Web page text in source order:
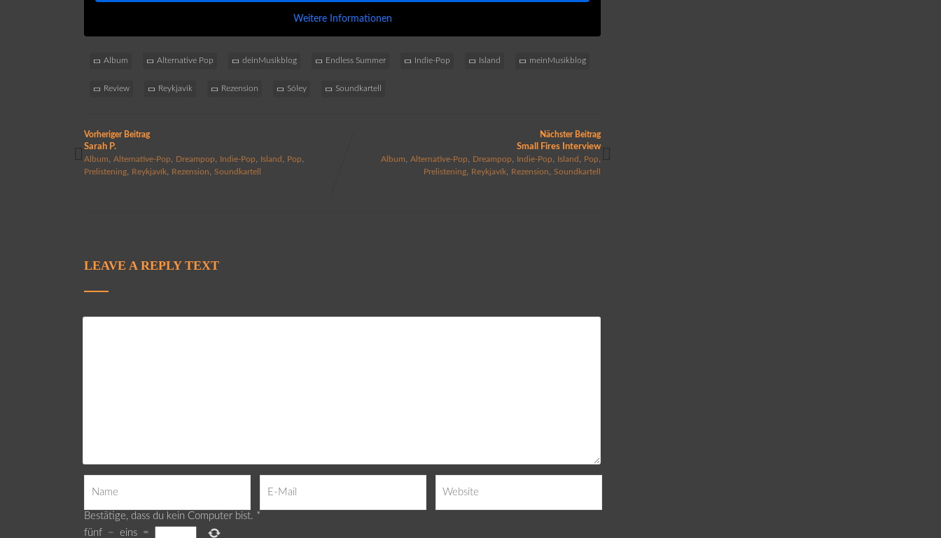
Weitere Informationen
Album Alternative Pop deinMusikblog Endless Summer Indie-Pop Island meinMusikblog
Review Reykjavik Rezension Sóley Soundkartell
Vorheriger Beitrag
Sarah P.
Album ,Alternative-Pop Dreampop Indie-Pop Island Pop
Prelistening Reykjavík Rezension ,Soundkartell
Nächster Beitrag
Small Fires Interview
Album ,Alternative-Pop Dreampop Indie-Pop Island Pop
Prelistening Reykjavík Rezension ,Soundkartell
LEAVE A REPLY TEXT
Bestätige, dass du kein Computer bist. *
fünf − eins =